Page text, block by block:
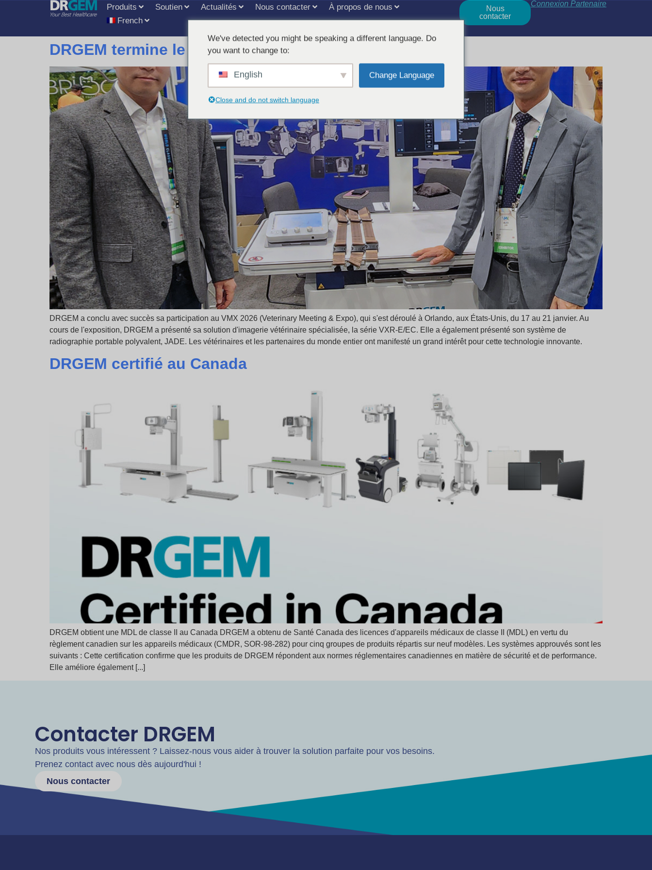
Produits Soutien Actualités Nous contacter
À propos de nous
French
Nous
contacter
Connexion Partenaire
DRGEM termine le VMX 2026 avec un grand succès
DRGEM a conclu avec succès sa participation au VMX 2026 (Veterinary Meeting & Expo), qui s'est déroulé à Orlando, aux États-Unis, du 17 au 21 janvier. Au
cours de l'exposition, DRGEM a présenté sa solution d'imagerie vétérinaire spécialisée, la série VXR-E/EC. Elle a également présenté son système de
radiographie portable polyvalent, JADE. Les vétérinaires et les partenaires du monde entier ont manifesté un grand intérêt pour cette technologie innovante.
DRGEM certifié au Canada
DRGEM obtient une MDL de classe II au Canada DRGEM a obtenu de Santé Canada des licences d'appareils médicaux de classe II (MDL) en vertu du
règlement canadien sur les appareils médicaux (CMDR, SOR-98-282) pour cinq groupes de produits répartis sur neuf modèles. Les systèmes approuvés sont les
suivants : Cette certification confirme que les produits de DRGEM répondent aux normes réglementaires canadiennes en matière de sécurité et de performance.
Elle améliore également [...]
Contacter DRGEM
Nos produits vous intéressent ? Laissez-nous vous aider à trouver la solution parfaite pour vos besoins.
Prenez contact avec nous dès aujourd'hui !
Nous contacter
We've detected you might be speaking a different language. Do
you want to change to:
English Change Language
Close and do not switch language